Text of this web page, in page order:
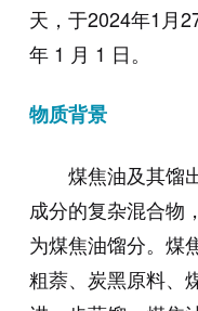
天，于2024年1月
年 1 月 1 日。
物质背景
煤焦油及其馏
成分的复杂混合物
为煤焦油馏分。煤
粗萘、炭黑原料、